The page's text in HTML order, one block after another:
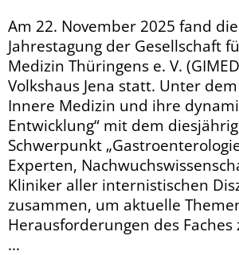
Am 22. November 2025 fand
Jahrestagung der Gesellschaft
Medizin Thüringens e. V.
Volkshaus Jena statt. Unter
Innere Medizin und ihre
Entwicklung“ mit dem
Schwerpunkt
Experten,
Kliniker aller internistischen
zusammen, um aktuelle
Herausforderungen des
...